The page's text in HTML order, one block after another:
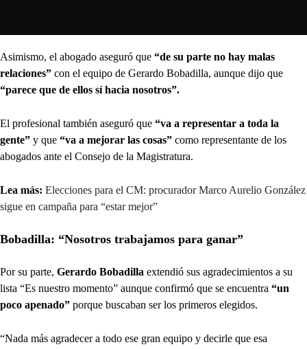
Asimismo, el abogado aseguró que “de su parte no hay malas
relaciones” con el equipo de Gerardo Bobadilla, aunque dijo que
“parece que de ellos sí hacia nosotros”.
El profesional también aseguró que “va a representar a toda la
gente” y que “va a mejorar las cosas” como representante de los
abogados ante el Consejo de la Magistratura.
Lea más: Elecciones para el CM: procurador Marco Aurelio González
sigue en campaña para “estar mejor”
Bobadilla: “Nosotros trabajamos para ganar”
Por su parte, Gerardo Bobadilla extendió sus agradecimientos a su
lista “Es nuestro momento” aunque confirmó que se encuentra “un
poco apenado” porque buscaban ser los primeros elegidos.
“Nada más agradecer a todo ese gran equipo y decirle que esa